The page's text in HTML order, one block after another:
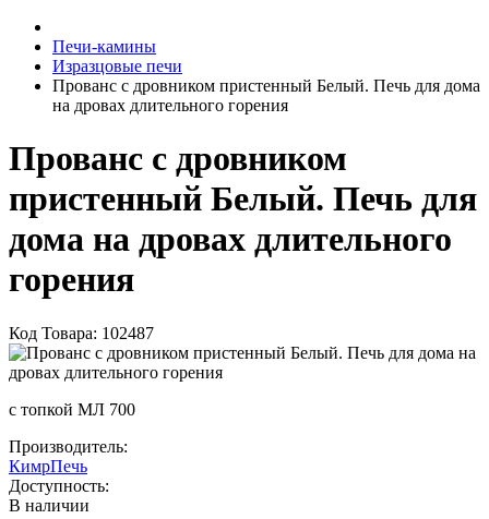
Печи-камины
Изразцовые печи
Прованс с дровником пристенный Белый. Печь для дома
на дровах длительного горения
Прованс с дровником
пристенный Белый. Печь для
дома на дровах длительного
горения
Код Товара: 102487
с топкой МЛ 700
Производитель:
КимрПечь
Доступность:
В наличии